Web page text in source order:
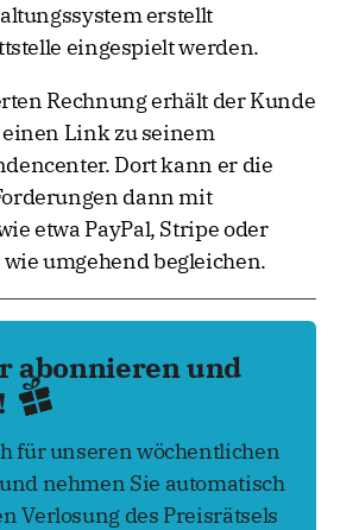
erstellt
eingespielt werden.
Rechnung erhält der Kunde
Link zu seinem
Dort kann er die
dann mit
etwa PayPal, Stripe oder
umgehend begleichen.
abonnieren und
für unseren wöchentlichen
nehmen Sie automatisch
Verlosung des Preisrätsels